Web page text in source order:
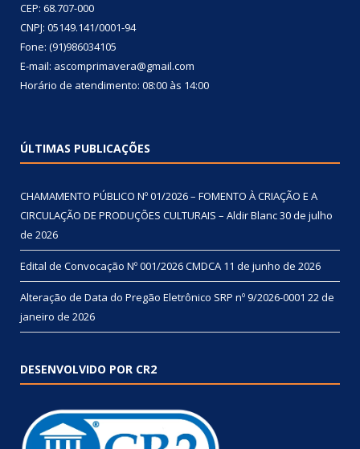
CEP: 68.707-000
CNPJ: 05149.141/0001-94
Fone: (91)986034105
E-mail: ascomprimavera@gmail.com
Horário de atendimento: 08:00 às 14:00
ÚLTIMAS PUBLICAÇÕES
CHAMAMENTO PÚBLICO Nº 01/2026 – FOMENTO À CRIAÇÃO E A
CIRCULAÇÃO DE PRODUÇÕES CULTURAIS – Aldir Blanc30 de julho
de 2026
Edital de Convocação Nº 001/2026 CMDCA 11 de junho de 2026
Alteração de Data do Pregão Eletrônico SRP nº 9/2026-0001 22 de
janeiro de 2026
DESENVOLVIDO POR CR2